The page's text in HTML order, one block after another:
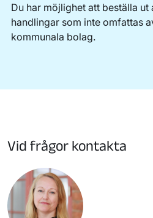
Du har möjlighet att beställa ut
handlingar som inte omfattas
kommunala bolag.
Vid frågor kontakta